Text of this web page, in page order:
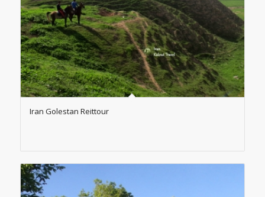
Iran Golestan Reittour